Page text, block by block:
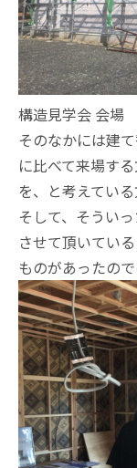
構造見学会 会場
そのなかには建
に比べて来場す
を、と考えてい
そして、そうい
させて頂いてい
ものがあったので